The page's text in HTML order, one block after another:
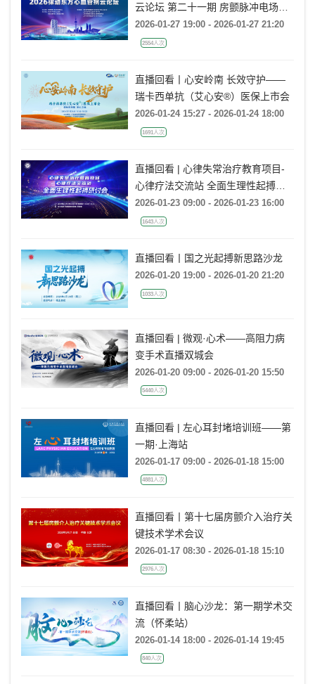
云论坛 第二十一期 房颤脉冲电场消
融技术研讨
2026-01-27 19:00 - 2026-01-27 21:20
2554人次
直播回看丨心安岭南 长效守护——
瑞卡西单抗（艾心安®）医保上市会
2026-01-24 15:27 - 2026-01-24 18:00
1691人次
直播回看 | 心律失常治疗教育项目-
心律疗法交流站 全面生理性起搏研
讨会
2026-01-23 09:00 - 2026-01-23 16:00
1643人次
直播回看丨国之光起搏新思路沙龙
2026-01-20 19:00 - 2026-01-20 21:20
1033人次
直播回看 | 微观·心术——高阻力病
变手术直播双城会
2026-01-20 09:00 - 2026-01-20 15:50
5440人次
直播回看 | 左心耳封堵培训班——第
一期·上海站
2026-01-17 09:00 - 2026-01-18 15:00
4881人次
直播回看丨第十七届房颤介入治疗关
键技术学术会议
2026-01-17 08:30 - 2026-01-18 15:10
2976人次
直播回看丨脑心沙龙：第一期学术交
流（怀柔站）
2026-01-14 18:00 - 2026-01-14 19:45
840人次